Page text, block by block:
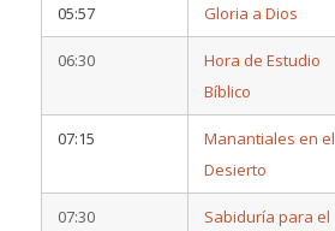
05:57 Gloria a Dios
06:30
Hora de Estudio
Bíblico
07:15
Manantiales en el
Desierto
07:30 Sabiduría para el